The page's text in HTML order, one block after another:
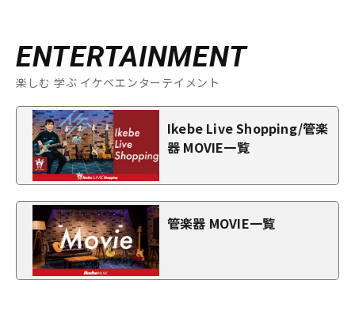
ENTERTAINMENT
楽しむ 学ぶ イケベエンターテイメント
Ikebe Live Shopping/管楽
器 MOVIE一覧
管楽器 MOVIE一覧